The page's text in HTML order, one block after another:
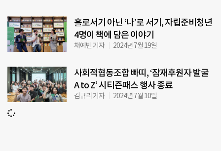
홀로서기 아닌 ‘나’로 서기, 자립준비청년
4명이 책에 담은 이야기
채예빈 기자 2024년 7월 19일
사회적협동조합 빠띠, ‘잠재후원자 발굴
A to Z’ 시티즌패스 행사 종료
김규리 기자 2024년 7월 10일